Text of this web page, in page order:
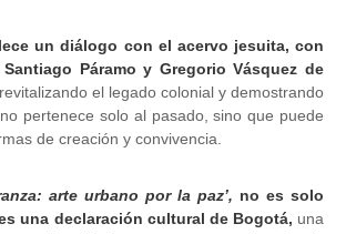
un diálogo con el acervo jesuita, con
Páramo y Gregorio Vásquez de
el legado colonial y demostrando
pertenece solo al pasado, sino que puede
de creación y convivencia.
arte urbano por la paz’, no es solo
una declaración cultural de Bogotá, una